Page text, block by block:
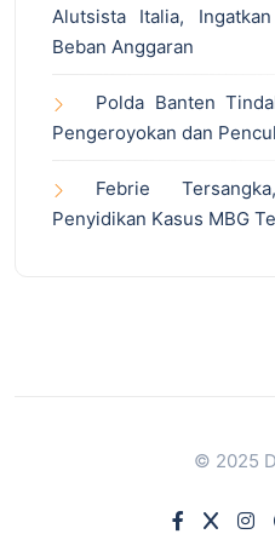
Alutsista Italia,
Beban Anggaran
Polda Banten
Pengeroyokan dan
Febrie
Penyidikan Kasus MBG
© 2025